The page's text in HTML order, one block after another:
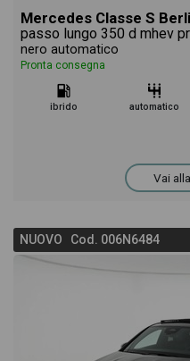
Mercedes Classe S
passo lungo 350 d mhev
nero automatico
Pronta consegna
ibrido automatico
Vai
NUOVO Cod. 006N6484